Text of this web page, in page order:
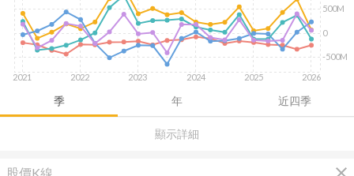
顯示詳細
季 年 近四季
2021 2022 2023 2024 2025 2026
-500M
0
500M
股價K線